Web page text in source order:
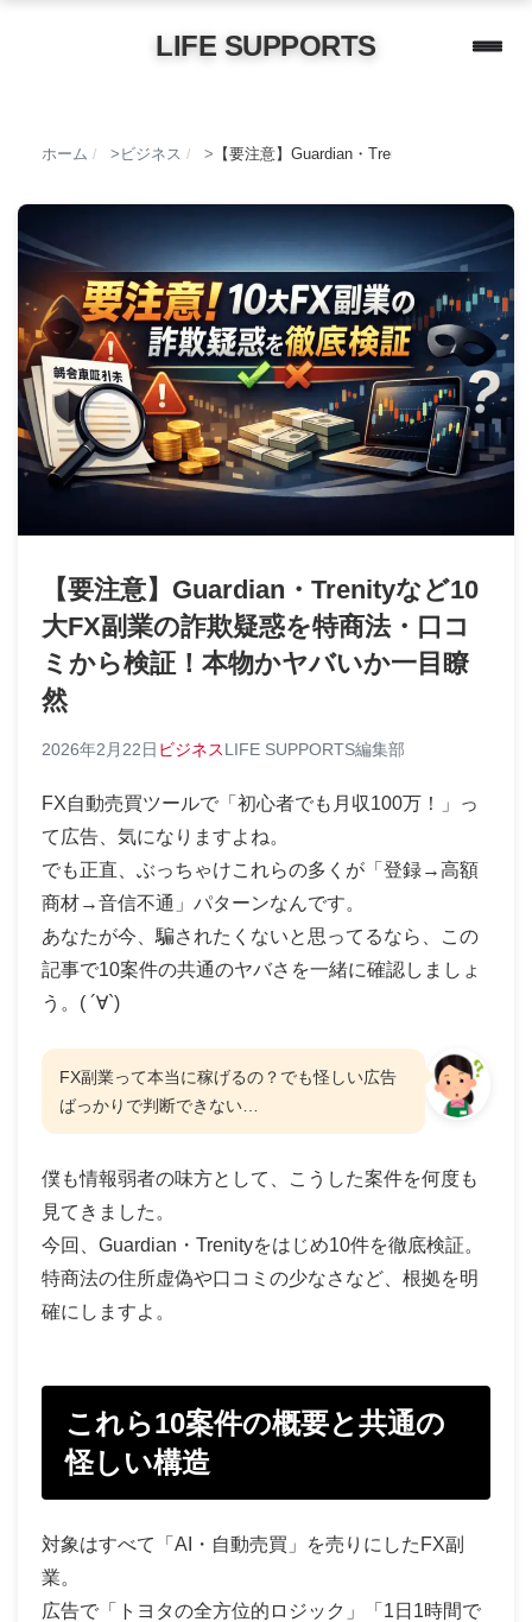
LIFE SUPPORTS
ホーム / ビジネス / 【要注意】Guardian・Trenityなど10大FX副
【要注意】Guardian・Trenityなど10
大FX副業の詐欺疑惑を特商法・口コ
ミから検証！本物かヤバいか一目瞭
然
2026年2月22日 ビジネスLIFE SUPPORTS編集部
FX自動売買ツールで「初心者でも月収100万！」っ
て広告、気になりますよね。
でも正直、ぶっちゃけこれらの多くが「登録→高額
商材→音信不通」パターンなんです。
あなたが今、騙されたくないと思ってるなら、この
記事で10案件の共通のヤバさを一緒に確認しましょ
う。( ´∀`)
FX副業って本当に稼げるの？でも怪しい広告
ばっかりで判断できない…
僕も情報弱者の味方として、こうした案件を何度も
見てきました。
今回、Guardian・Trenityをはじめ10件を徹底検証。
特商法の住所虚偽や口コミの少なさなど、根拠を明
確にしますよ。
これら10案件の概要と共通の
怪しい構造
対象はすべて「AI・自動売買」を売りにしたFX副
業。
広告で「トヨタの全方位的ロジック」「1日1時間で